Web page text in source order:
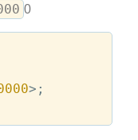
0
> ;